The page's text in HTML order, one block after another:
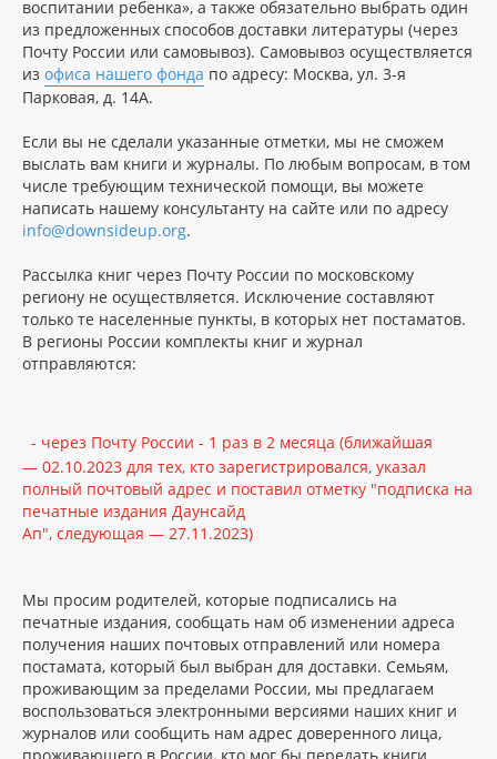
воспитании ребенка», а также обязательно выбрать один
из предложенных способов доставки литературы (через
Почту России или самовывоз). Самовывоз осуществляется
из офиса нашего фонда по адресу: Москва, ул. 3-я
Парковая, д. 14А.
Если вы не сделали указанные отметки, мы не сможем
выслать вам книги и журналы. По любым вопросам, в том
числе требующим технической помощи, вы можете
написать нашему консультанту на сайте или по адресу
info@downsideup.org.
Рассылка книг через Почту России по московскому
региону не осуществляется. Исключение составляют
только те населенные пункты, в которых нет постаматов.
В регионы России комплекты книг и журнал
отправляются:
- через Почту России - 1 раз в 2 месяца (ближайшая
— 02.10.2023 для тех, кто зарегистрировался, указал
полный почтовый адрес и поставил отметку "подписка на
печатные издания Даунсайд
Ап", следующая — 27.11.2023)
Мы просим родителей, которые подписались на
печатные издания, сообщать нам об изменении адреса
получения наших почтовых отправлений или номера
постамата, который был выбран для доставки. Семьям,
проживающим за пределами России, мы предлагаем
воспользоваться электронными версиями наших книг и
журналов или сообщить нам адрес доверенного лица,